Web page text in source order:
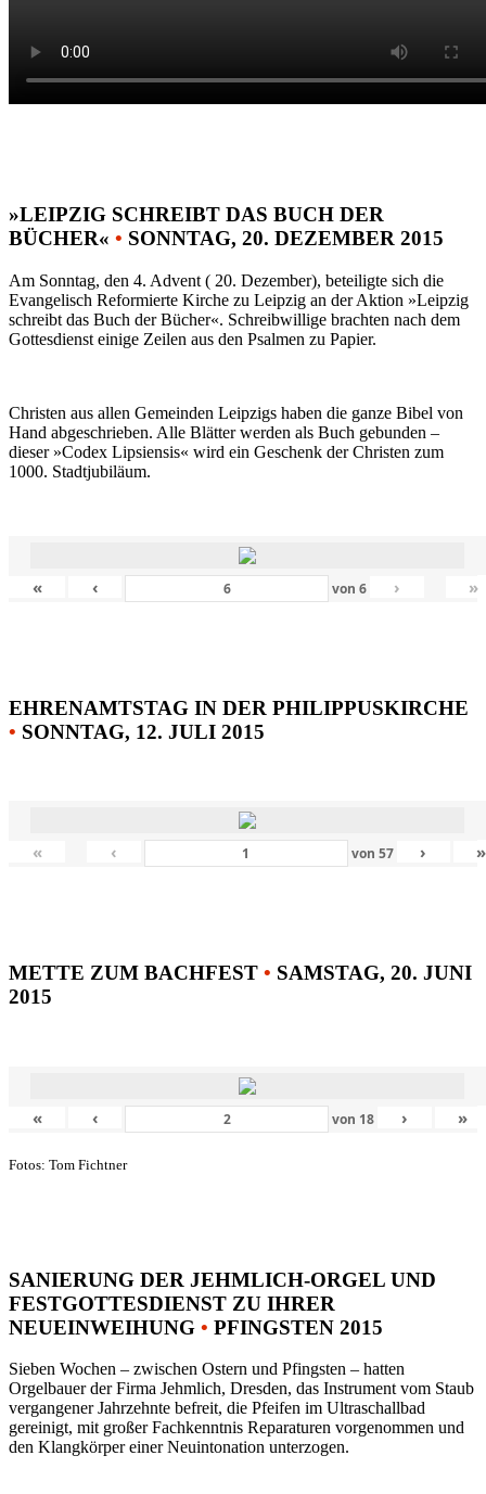
»LEIPZIG SCHREIBT DAS BUCH DER
BÜCHER« • SONNTAG, 20. DEZEMBER 2015
Am Sonntag, den 4. Advent ( 20. Dezember), beteiligte sich die
Evangelisch Reformierte Kirche zu Leipzig an der Aktion »Leipzig
schreibt das Buch der Bücher«. Schreibwillige brachten nach dem
Gottesdienst einige Zeilen aus den Psalmen zu Papier.
Christen aus allen Gemeinden Leipzigs haben die ganze Bibel von
Hand abgeschrieben. Alle Blätter werden als Buch gebunden –
dieser »Codex Lipsiensis« wird ein Geschenk der Christen zum
1000. Stadtjubiläum.
« ‹ von6 › »
EHRENAMTSTAG IN DER PHILIPPUSKIRCHE
• SONNTAG, 12. JULI 2015
« ‹ von 57 › »
METTE ZUM BACHFEST • SAMSTAG, 20. JUNI
2015
« ‹ von 18 › »
Fotos: Tom Fichtner
SANIERUNG DER JEHMLICH-ORGEL UND
FESTGOTTESDIENST ZU IHRER
NEUEINWEIHUNG • PFINGSTEN 2015
Sieben Wochen – zwischen Ostern und Pfingsten – hatten
Orgelbauer der Firma Jehmlich, Dresden, das Instrument vom Staub
vergangener Jahrzehnte befreit, die Pfeifen im Ultraschallbad
gereinigt, mit großer Fachkenntnis Reparaturen vorgenommen und
den Klangkörper einer Neuintonation unterzogen.